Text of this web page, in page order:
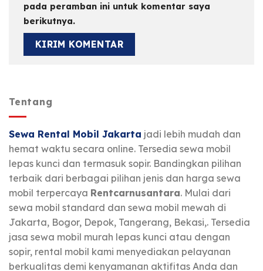
pada peramban ini untuk komentar saya
berikutnya.
Tentang
Sewa Rental Mobil Jakarta jadi lebih mudah dan
hemat waktu secara online. Tersedia sewa mobil
lepas kunci dan termasuk sopir. Bandingkan pilihan
terbaik dari berbagai pilihan jenis dan harga sewa
mobil terpercaya Rentcarnusantara. Mulai dari
sewa mobil standard dan sewa mobil mewah di
Jakarta, Bogor, Depok, Tangerang, Bekasi,. Tersedia
jasa sewa mobil murah lepas kunci atau dengan
sopir, rental mobil kami menyediakan pelayanan
berkualitas demi kenyamanan aktifitas Anda dan